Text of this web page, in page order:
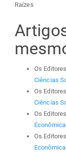
Raízes
Os
Ciências
Os
Ciências
Os
Os